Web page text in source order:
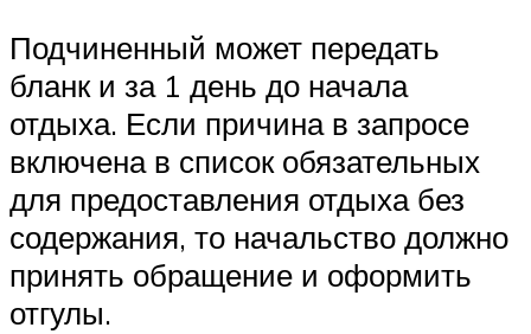
Подчиненный может передать
бланк и за 1 день до начала
отдыха. Если причина в запросе
включена в список обязательных
для предоставления отдыха без
содержания, то начальство должно
принять обращение и оформить
отгулы.